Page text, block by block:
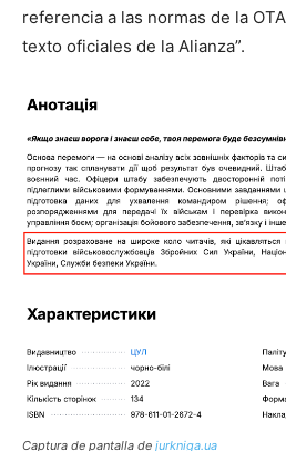
referencia a las normas de la
texto oficiales de la Alianza”.
Captura de pantalla de jurkniga.ua